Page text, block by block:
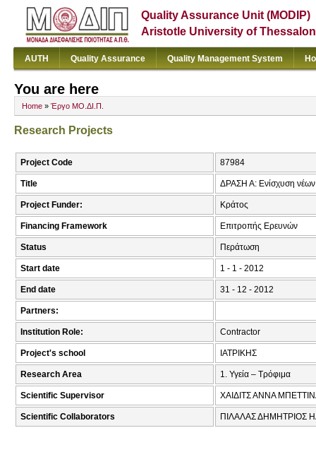
Quality Assurance Unit (MODIP)
Aristotle University of
AUTH Quality Assurance Quality Management System
You are here
Home » Έργο ΜΟ.ΔΙ.Π.
Research Projects
Project Code 87984
Title ΔΡΑΣΗ Α: Ενίσχυση νέων
Project Funder: Κράτος
Financing Framework Επιτροπής Ερευνών
Status Περάτωση
Start date 1 - 1 - 2012
End date 31 - 12 - 2012
Partners:
Institution Role: Contractor
Project's school ΙΑΤΡΙΚΗΣ
Research Area 1. Υγεία – Τρόφιμα
Scientific Supervisor ΧΑΙΔΙΤΣ ΑΝΝΑ
Scientific Collaborators ΠΙΛΑΛΑΣ ΔΗΜΗΤΡΙΟΣ